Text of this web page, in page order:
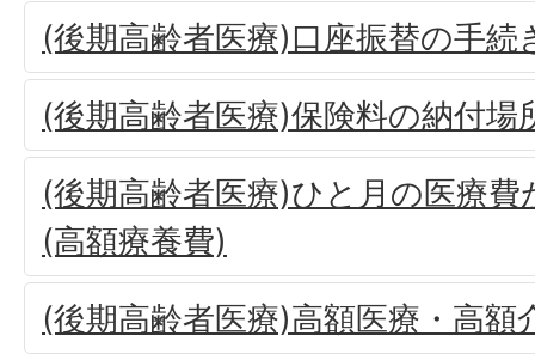
(後期高齢者医療)口座振替の手続
(後期高齢者医療)保険料の納付場
(後期高齢者医療)ひと月の医療
(高額療養費)
(後期高齢者医療)高額医療・高額